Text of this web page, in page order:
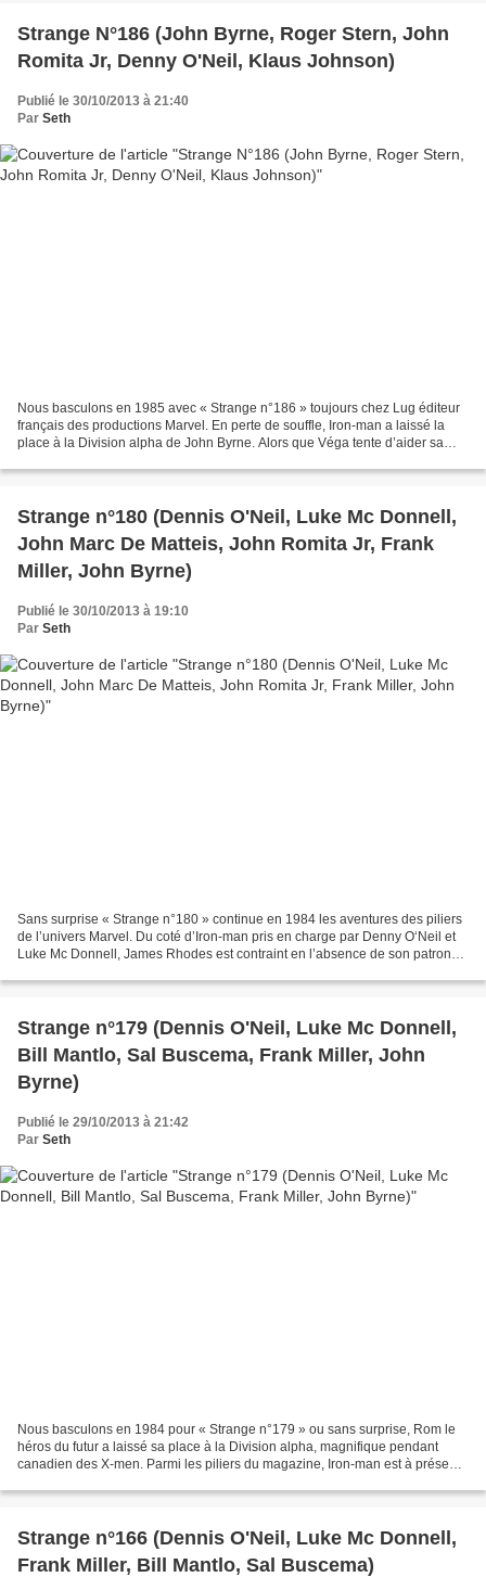
Strange N°186 (John Byrne, Roger Stern, John
Romita Jr, Denny O'Neil, Klaus Johnson)
Publié le 30/10/2013 à 21:40
Par Seth
Nous basculons en 1985 avec « Strange n°186 » toujours chez Lug éditeur
français des productions Marvel. En perte de souffle, Iron-man a laissé la
place à la Division alpha de John Byrne. Alors que Véga tente d’aider sa
Strange n°180 (Dennis O'Neil, Luke Mc Donnell,
John Marc De Matteis, John Romita Jr, Frank
Miller, John Byrne)
Publié le 30/10/2013 à 19:10
Par Seth
Sans surprise « Strange n°180 » continue en 1984 les aventures des piliers
de l’univers Marvel. Du coté d’Iron-man pris en charge par Denny O‘Neil et
Luke Mc Donnell, James Rhodes est contraint en l’absence de son patron
Strange n°179 (Dennis O'Neil, Luke Mc Donnell,
Bill Mantlo, Sal Buscema, Frank Miller, John
Byrne)
Publié le 29/10/2013 à 21:42
Par Seth
Nous basculons en 1984 pour « Strange n°179 » ou sans surprise, Rom le
héros du futur a laissé sa place à la Division alpha, magnifique pendant
canadien des X-men. Parmi les piliers du magazine, Iron-man est à présent
Strange n°166 (Dennis O'Neil, Luke Mc Donnell,
Frank Miller, Bill Mantlo, Sal Buscema)